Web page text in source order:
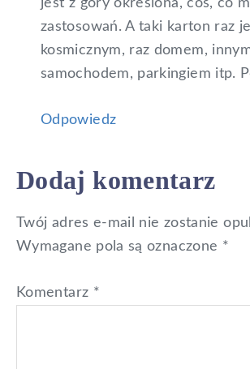
jest z góry określona, coś, co
zastosowań. A taki karton raz
kosmicznym, raz domem,
samochodem, parkingiem itp.
Odpowiedz
Dodaj komentarz
Twój adres e-mail nie zostanie
Wymagane pola są oznaczone *
Komentarz *